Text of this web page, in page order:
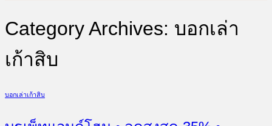
Category Archives: บอกเล่า
เก้าสิบ
บอกเล่าเก้าสิบ